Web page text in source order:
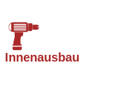
Innenausbau